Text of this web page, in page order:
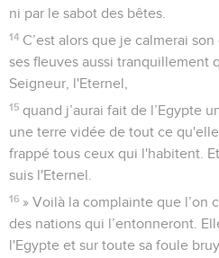
ni par le sabot des bêtes.
14 C’est alors que je calmerai
ses fleuves aussi tranquillement
Seigneur, l'Eternel,
15 quand j’aurai fait de l’Egypte
une terre vidée de tout ce
frappé tous ceux qui l'habitent.
suis l'Eternel.
16 » Voilà la complainte que l’on
des nations qui l’entonneront.
l'Egypte et sur toute sa foule